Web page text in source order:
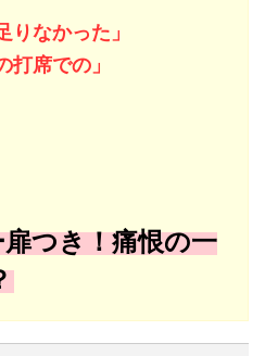
りなかった」
打席での」
つき！痛恨の一